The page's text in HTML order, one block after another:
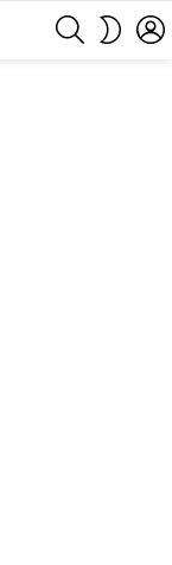
SEARCH
SKIN